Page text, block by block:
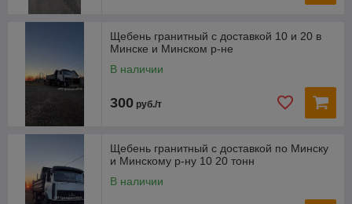
Щебень гранитный с доставкой 10 и 20 в
Минске и Минском р-не
В наличии
300 руб./т
Щебень гранитный с доставкой по Минску
и Минскому р-ну 10 20 тонн
В наличии